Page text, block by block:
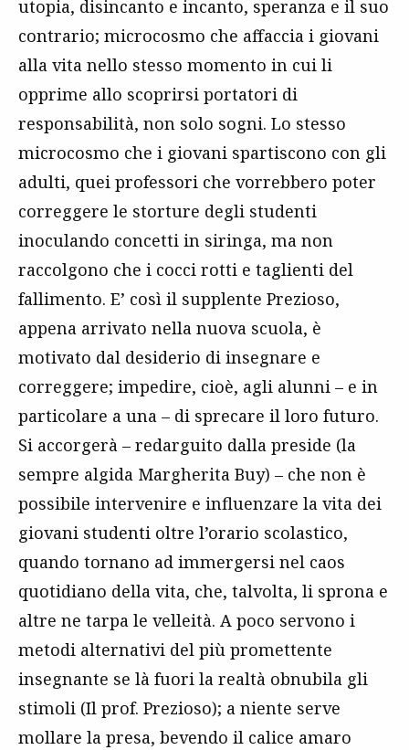
utopia, disincanto e incanto, speranza e il suo
contrario; microcosmo che affaccia i giovani
alla vita nello stesso momento in cui li
opprime allo scoprirsi portatori di
responsabilità, non solo sogni. Lo stesso
microcosmo che i giovani spartiscono con gli
adulti, quei professori che vorrebbero poter
correggere le storture degli studenti
inoculando concetti in siringa, ma non
raccolgono che i cocci rotti e taglienti del
fallimento. E’ così il supplente Prezioso,
appena arrivato nella nuova scuola, è
motivato dal desiderio di insegnare e
correggere; impedire, cioè, agli alunni – e in
particolare a una – di sprecare il loro futuro.
Si accorgerà – redarguito dalla preside (la
sempre algida Margherita Buy) – che non è
possibile intervenire e influenzare la vita dei
giovani studenti oltre l’orario scolastico,
quando tornano ad immergersi nel caos
quotidiano della vita, che, talvolta, li sprona e
altre ne tarpa le velleità. A poco servono i
metodi alternativi del più promettente
insegnante se là fuori la realtà obnubila gli
stimoli (Il prof. Prezioso); a niente serve
mollare la presa, bevendo il calice amaro